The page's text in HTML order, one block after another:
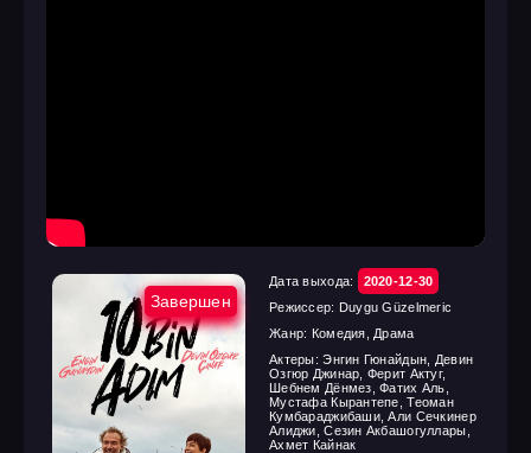
Завершен
Дата выхода:
2020-12-30
Режиссер: Duygu Güzelmeric
Жанр: Комедия, Драма
Актеры:Энгин Гюнайдын, Девин
Озгюр Джинар, Ферит Актуг,
Шебнем Дёнмез, Фатих Аль,
Мустафа Кырантепе, Теоман
Кумбараджибаши, Али Сечкинер
Алиджи, Сезин Акбашогуллары,
Ахмет Кайнак